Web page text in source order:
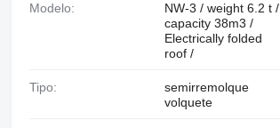
Modelo:
NW-3 / weight 6.2 t /
capacity 38m3 /
Electrically folded
roof /
Tipo:
semirremolque
volquete